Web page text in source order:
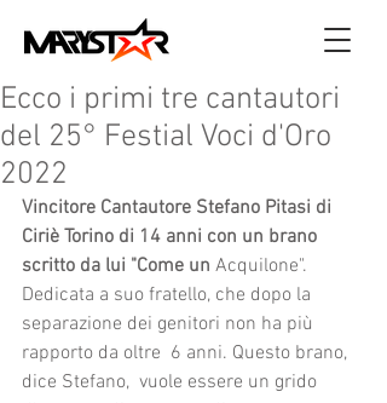
Ecco i primi tre cantautori
del 25° Festial Voci d'Oro
2022
Vincitore Cantautore Stefano Pitasi di
Ciriè Torino di 14 anni con un brano
scritto da lui "Come un Acquilone".
Dedicata a suo fratello, che dopo la
separazione dei genitori non ha più
rapporto da oltre  6 anni. Questo brano,
dice Stefano,  vuole essere un grido